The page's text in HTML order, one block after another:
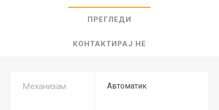
ПРЕГЛЕДИ
КОНТАКТИРАЈ НЕ
Механизам Автоматик